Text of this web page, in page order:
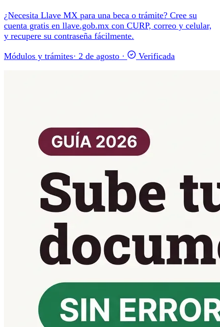
¿Necesita Llave MX para una beca o trámite? Cree su
cuenta gratis en llave.gob.mx con CURP, correo y celular,
y recupere su contraseña fácilmente.
Módulos y trámites· 2 de agosto · Verificada